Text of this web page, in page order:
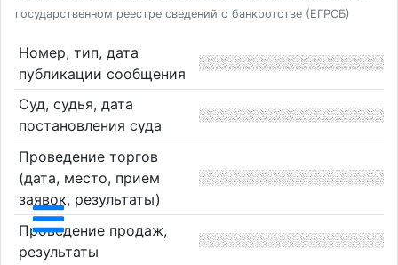
государственном реестре сведений о банкротстве (ЕГРСБ)
Номер, тип, дата
публикации сообщения
Суд, судья, дата
постановления суда
Проведение торгов
(дата, место, прием
заявок, результаты)
Проведение продаж,
результаты